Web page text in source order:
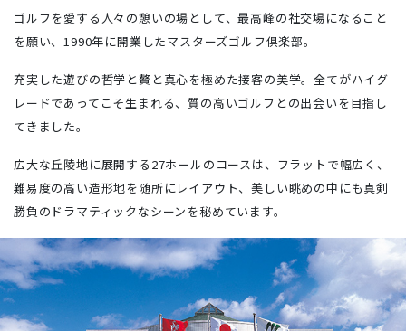
マスターズゴルフガーデン 多田院
マスターズゴルフガーデン 香芝
お問い合わせ 採用情報
会社情報
プライバシーポリシー
サイトポリシー
ゴルフを愛する人々の憩いの場として、最高峰の社交場になること
を願い、1990年に開業したマスターズゴルフ倶楽部。
充実した遊びの哲学と贅と真心を極めた接客の美学。全てがハイグ
レードであってこそ生まれる、質の高いゴルフとの出会いを目指し
てきました。
広大な丘陵地に展開する27ホールのコースは、フラットで幅広く、
難易度の高い造形地を随所にレイアウト、美しい眺めの中にも真剣
勝負のドラマティックなシーンを秘めています。